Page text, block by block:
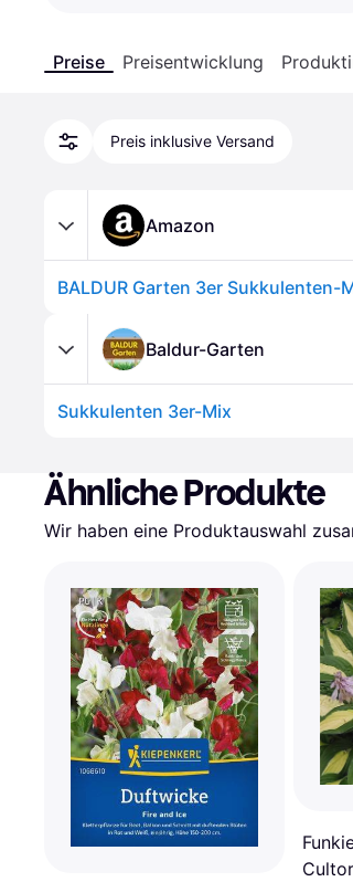
Preise Preisentwicklung
Preis inklusive Versand
Amazon
BALDUR Garten 3er Sukkulenten-
Baldur-Garten
Sukkulenten 3er-Mix
Ähnliche Produkte
Wir haben eine Produktauswahl